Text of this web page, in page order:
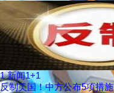
1 新闻1+1
反制美国！中方公布5项措施